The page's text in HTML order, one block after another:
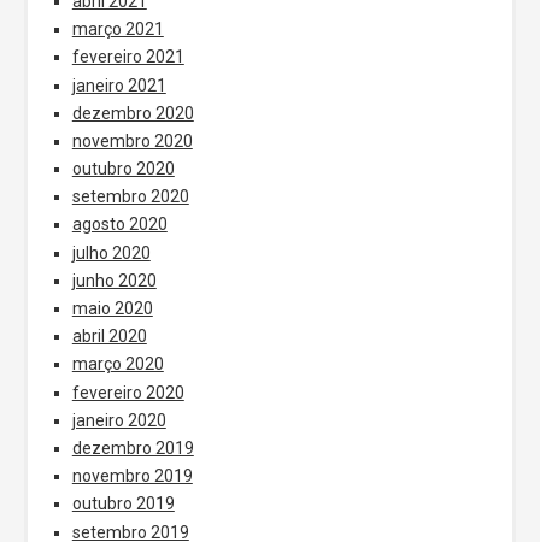
março 2021
fevereiro 2021
janeiro 2021
dezembro 2020
novembro 2020
outubro 2020
setembro 2020
agosto 2020
julho 2020
junho 2020
maio 2020
abril 2020
março 2020
fevereiro 2020
janeiro 2020
dezembro 2019
novembro 2019
outubro 2019
setembro 2019